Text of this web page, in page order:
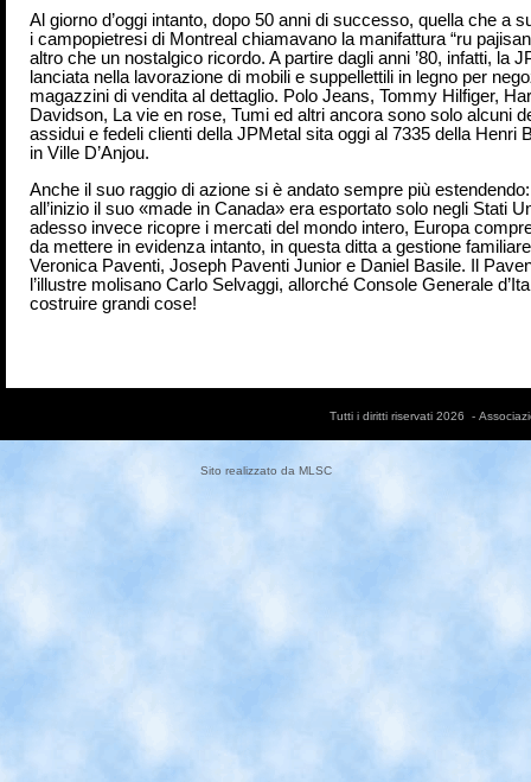
Al giorno d’oggi intanto, dopo 50 anni di successo, quella che a
i campopietresi di Montreal chiamavano la manifattura “ru
altro che un nostalgico ricordo. A partire dagli anni ’80, infatti, la
lanciata nella lavorazione di mobili e suppellettili in legno per
magazzini di vendita al dettaglio. Polo Jeans, Tommy Hilfiger,
Davidson, La vie en rose, Tumi ed altri ancora sono solo alcuni
assidui e fedeli clienti della JPMetal sita oggi al 7335 della Henri
in Ville D’Anjou.
Anche il suo raggio di azione si è andato sempre più
all’inizio il suo «made in Canada» era esportato solo negli Stati
adesso invece ricopre i mercati del mondo intero, Europa
da mettere in evidenza intanto, in questa ditta a gestione
Veronica Paventi, Joseph Paventi Junior e Daniel Basile. Il
l’illustre molisano Carlo Selvaggi, allorché Console Generale
costruire grandi cose!
Tutti i diritti riservati 2026 -
Sito realizzato da MLSC